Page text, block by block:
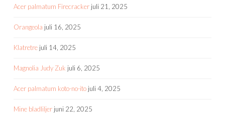
Acer palmatum Firecracker juli 21, 2025
Orangeola juli 16, 2025
Klatretre juli 14, 2025
Magnolia Judy Zuk juli 6, 2025
Acer palmatum koto-no-ito juli 4, 2025
Mine bladliljer juni 22, 2025